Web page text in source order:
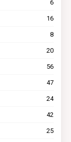
6
16
8
20
56
47
24
42
25